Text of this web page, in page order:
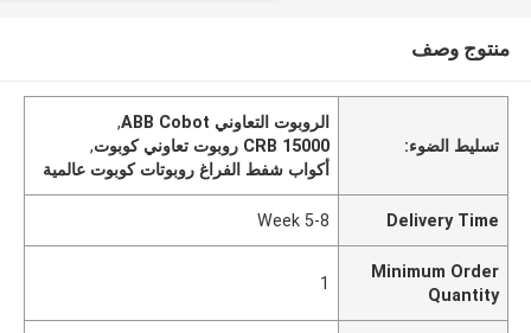
منتوج وصف
تسليط الضوء:
الروبوت التعاوني ABB Cobot
,
CRB 15000 روبوت تعاوني كوبوت
,
أكواب شفط الفراغ روبوتات كوبوت عالمية
Delivery Time
5-8 Week
Minimum Order
Quantity
1